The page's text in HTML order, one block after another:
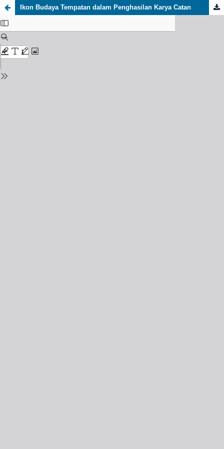
Ikon Budaya Tempatan dalam Penghasilan Karya Catan